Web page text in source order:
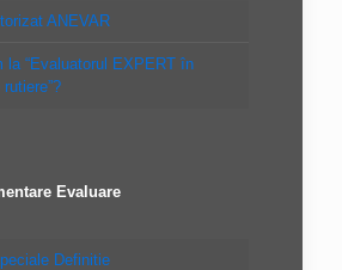
ANEVAR
la “Evaluatorul EXPERT în
Evaluare
Definitie